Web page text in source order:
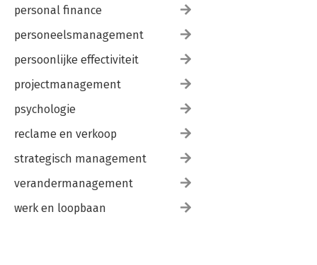
personal finance
personeelsmanagement
persoonlijke effectiviteit
projectmanagement
psychologie
reclame en verkoop
strategisch management
verandermanagement
werk en loopbaan